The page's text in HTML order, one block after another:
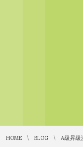
HOME BLOG A級昇級